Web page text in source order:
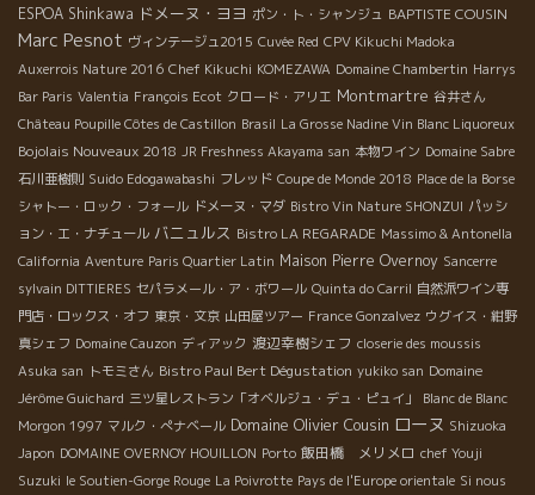
ESPOA Shinkawa ドメーヌ・ヨヨ ポン・ト・シャンジュ BAPTISTE COUSIN
Marc Pesnot ヴィンテージュ2015 Cuvée Red CPV Kikuchi Madoka
Auxerrois Nature 2016 Chef Kikuchi KOMEZAWA Domaine Chambertin Harrys
Bar Paris Valentia François Ecot クロード・アリエ Montmartre 谷井さん
Château Poupille Côtes de Castillon Brasil La Grosse Nadine Vin Blanc Liquoreux
Bojolais Nouveaux 2018 JR Freshness Akayama san 本物ワイン Domaine Sabre
石川亜樹則 Suido Edogawabashi フレッド Coupe de Monde 2018 Place de la Borse
シャトー・ロック・フォール ドメーヌ・マダ Bistro Vin Nature SHONZUI パッシ
ョン・エ・ナチュール バニュルス Bistro LA REGARADE Massimo & Antonella
California Aventure Paris Quartier Latin Maison Pierre Overnoy Sancerre
sylvain DITTIERES セパラメール・ア・ボワール Quinta do Carril 自然派ワイン専
門店・ロックス・オフ 東京・文京 山田屋ツアー France Gonzalvez ウグイス・紺野
真シェフ Domaine Cauzon ディアック 渡辺幸樹シェフ closerie des moussis
Asuka san トモミさん Bistro Paul Bert Dégustation yukiko san Domaine
Jérôme Guichard 三ツ星レストラン「オベルジュ・デュ・ピュイ」
Blanc de Blanc
Morgon 1997 マルク・ぺナベール Domaine Olivier Cousin ローヌ Shizuoka
Japon DOMAINE OVERNOY HOUILLON Porto 飯田橋 メリメロ chef Youji
Suzuki le Soutien-Gorge Rouge La Poivrotte Pays de l'Europe orientale Si nous